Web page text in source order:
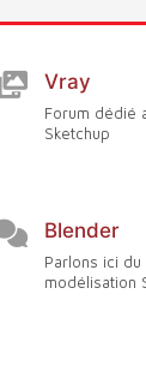
Vray
Forum dédié
Sketchup
Blender
Parlons ici
modélisation